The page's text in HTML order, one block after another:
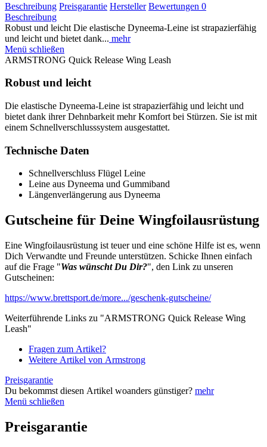
Beschreibung Preisgarantie Hersteller Bewertungen 0
Beschreibung
Robust und leicht Die elastische Dyneema-Leine ist strapazierfähig
und leicht und bietet dank... mehr
Menü schließen
ARMSTRONG Quick Release Wing Leash
Robust und leicht
Die elastische Dyneema-Leine ist strapazierfähig und leicht und
bietet dank ihrer Dehnbarkeit mehr Komfort bei Stürzen. Sie ist mit
einem Schnellverschlusssystem ausgestattet.
Technische Daten
Schnellverschluss Flügel Leine
Leine aus Dyneema und Gummiband
Längenverlängerung aus Dyneema
Gutscheine für Deine Wingfoilausrüstung
Eine Wingfoilausrüstung ist teuer und eine schöne Hilfe ist es, wenn
Dich Verwandte und Freunde unterstützen. Schicke Ihnen einfach
auf die Frage "Was wünscht Du Dir?", den Link zu unseren
Gutscheinen:
https://www.brettsport.de/more.../geschenk-gutscheine/
Weiterführende Links zu "ARMSTRONG Quick Release Wing
Leash"
Fragen zum Artikel?
Weitere Artikel von Armstrong
Preisgarantie
Du bekommst diesen Artikel woanders günstiger? mehr
Menü schließen
Preisgarantie